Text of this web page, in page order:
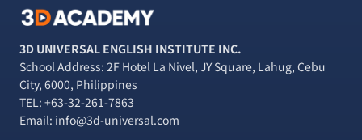
ネ
ス
英
会
話
の
模
擬
3D UNIVERSAL ENGLISH INSTITUTE INC.
School Address: 2F Hotel La Nivel, JY Square, Lahug, Cebu
City, 6000, Philippines
TEL: +63-32-261-7863
Email: info@3d-universal.com